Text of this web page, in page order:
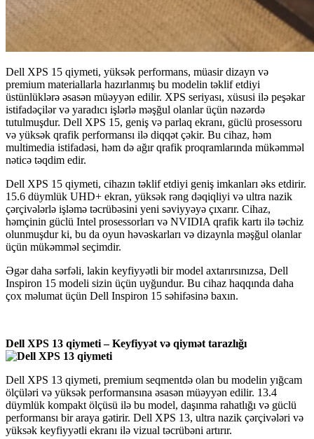
Dell XPS 15 qiymeti, yüksək performans, müasir dizayn və
premium materiallarla hazırlanmış bu modelin təklif etdiyi
üstünlüklərə əsasən müəyyən edilir. XPS seriyası, xüsusi ilə peşəkar
istifadəçilər və yaradıcı işlərlə məşğul olanlar üçün nəzərdə
tutulmuşdur. Dell XPS 15, geniş və parlaq ekranı, güclü prosessoru
və yüksək qrafik performansı ilə diqqət çəkir. Bu cihaz, həm
multimedia istifadəsi, həm də ağır qrafik proqramlarında mükəmməl
nəticə təqdim edir.
Dell XPS 15 qiymeti, cihazın təklif etdiyi geniş imkanları əks etdirir.
15.6 düymlük UHD+ ekran, yüksək rəng dəqiqliyi və ultra nazik
çərçivələrlə işləmə təcrübəsini yeni səviyyəyə çıxarır. Cihaz,
həmçinin güclü Intel prosessorları və NVIDIA qrafik kartı ilə təchiz
olunmuşdur ki, bu da oyun həvəskarları və dizaynla məşğul olanlar
üçün mükəmməl seçimdir.
Əgər daha sərfəli, lakin keyfiyyətli bir model axtarırsınızsa, Dell
Inspiron 15 modeli sizin üçün uyğundur. Bu cihaz haqqında daha
çox məlumat üçün Dell Inspiron 15 səhifəsinə baxın.
Dell XPS 13 qiymeti – Keyfiyyət və qiymət tarazlığı
Dell XPS 13 qiymeti, premium seqmentdə olan bu modelin yığcam
ölçüləri və yüksək performansına əsasən müəyyən edilir. 13.4
düymlük kompakt ölçüsü ilə bu model, daşınma rahatlığı və güclü
performansı bir araya gətirir. Dell XPS 13, ultra nazik çərçivələri və
yüksək keyfiyyətli ekranı ilə vizual təcrübəni artırır.